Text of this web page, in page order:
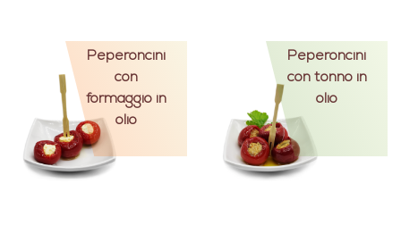
Peperoncini
con
formaggio in
olio
Peperoncini
con tonno in
olio